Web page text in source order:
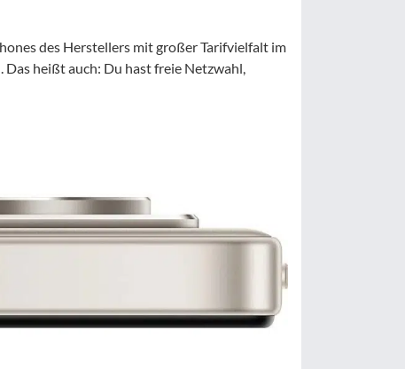
des Herstellers mit großer Tarifvielfalt im
heißt auch: Du hast freie Netzwahl,